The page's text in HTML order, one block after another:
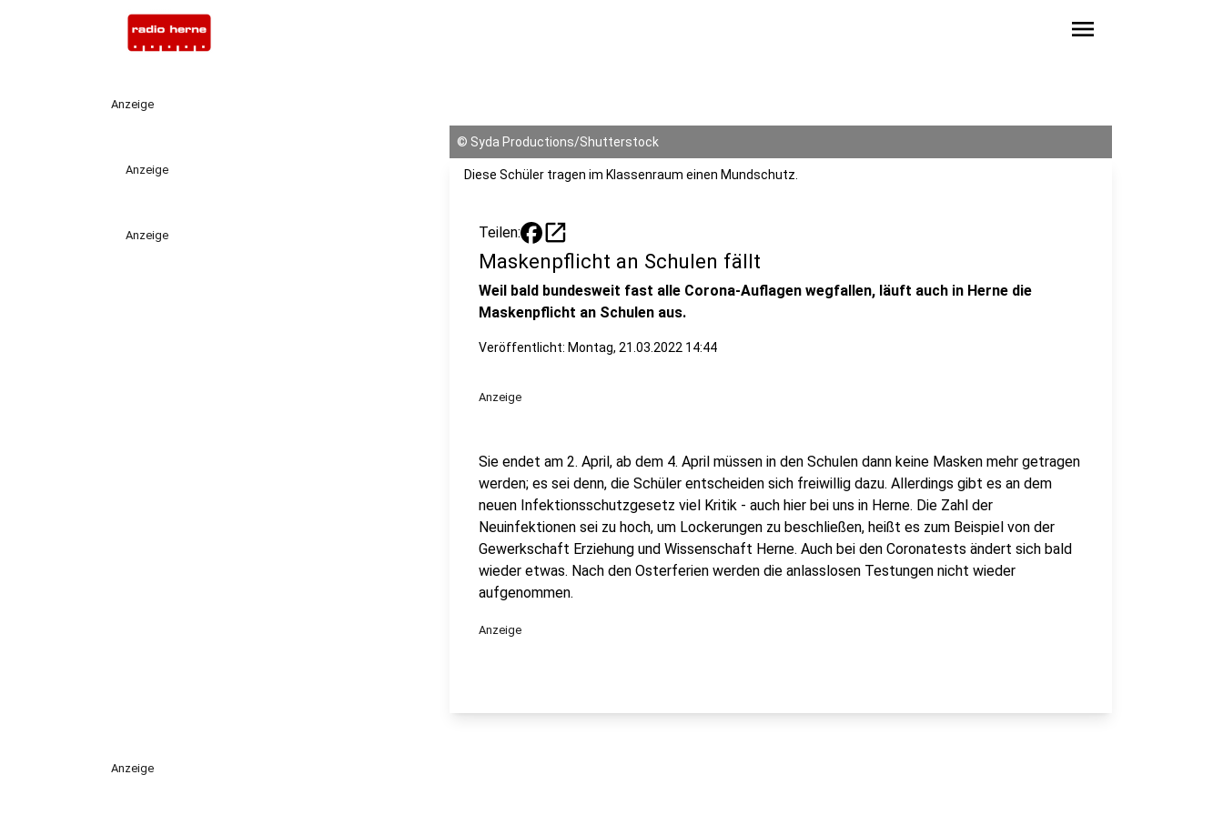
menu
Anzeige
Anzeige
Anzeige
© Syda Productions/Shutterstock
Diese Schüler tragen im Klassenraum einen Mundschutz.
Teilen: open_in_new
Maskenpflicht an Schulen fällt
Weil bald bundesweit fast alle Corona-Auflagen wegfallen, läuft auch in Herne die
Maskenpflicht an Schulen aus.
Veröffentlicht: Montag, 21.03.2022 14:44
Anzeige
Sie endet am 2. April, ab dem 4. April müssen in den Schulen dann keine Masken mehr getragen
werden; es sei denn, die Schüler entscheiden sich freiwillig dazu. Allerdings gibt es an dem
neuen Infektionsschutzgesetz viel Kritik - auch hier bei uns in Herne. Die Zahl der
Neuinfektionen sei zu hoch, um Lockerungen zu beschließen, heißt es zum Beispiel von der
Gewerkschaft Erziehung und Wissenschaft Herne. Auch bei den Coronatests ändert sich bald
wieder etwas. Nach den Osterferien werden die anlasslosen Testungen nicht wieder
aufgenommen.
Anzeige
Anzeige